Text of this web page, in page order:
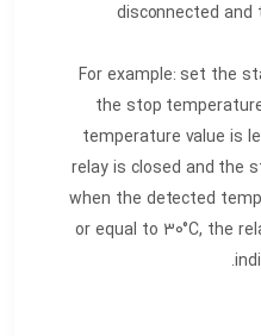
disconnected
For example: set the
the stop
temperature value is
relay is closed and the
when the detected
or equal to 30°C, the